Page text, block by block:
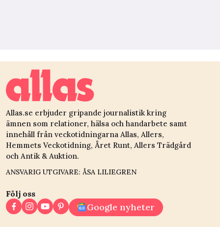
Allas.se erbjuder gripande journalistik kring
ämnen som relationer, hälsa och handarbete samt
innehåll från veckotidningarna Allas, Allers,
Hemmets Veckotidning, Året Runt, Allers Trädgård
och Antik & Auktion.
ANSVARIG UTGIVARE: ÅSA LILIEGREN
Följ oss
Google nyheter